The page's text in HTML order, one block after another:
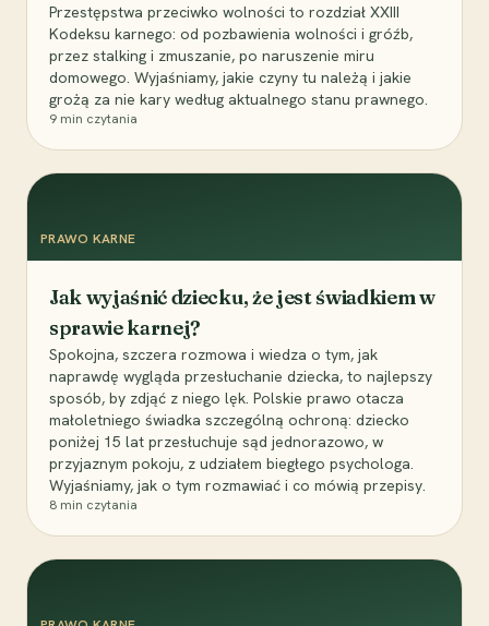
Przestępstwa przeciwko wolności to rozdział XXIII
Kodeksu karnego: od pozbawienia wolności i gróźb,
przez stalking i zmuszanie, po naruszenie miru
domowego. Wyjaśniamy, jakie czyny tu należą i jakie
grożą za nie kary według aktualnego stanu prawnego.
9 min czytania
PRAWO KARNE
Jak wyjaśnić dziecku, że jest świadkiem w
sprawie karnej?
Spokojna, szczera rozmowa i wiedza o tym, jak
naprawdę wygląda przesłuchanie dziecka, to najlepszy
sposób, by zdjąć z niego lęk. Polskie prawo otacza
małoletniego świadka szczególną ochroną: dziecko
poniżej 15 lat przesłuchuje sąd jednorazowo, w
przyjaznym pokoju, z udziałem biegłego psychologa.
Wyjaśniamy, jak o tym rozmawiać i co mówią przepisy.
8 min czytania